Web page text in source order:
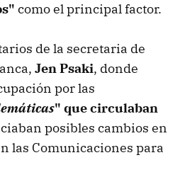
como el principal factor.
de la secretaria de
Jen Psaki, donde
por las
" que circulaban
posibles cambios en
las Comunicaciones para